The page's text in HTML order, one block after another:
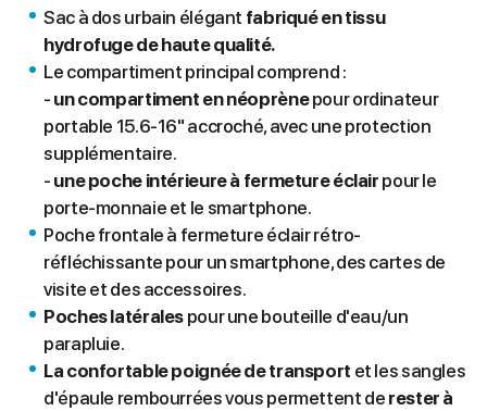
Sac à dos urbain élégant fabriqué en tissu
hydrofuge de haute qualité.
Le compartiment principal comprend :
- un compartiment en néoprènepour ordinateur
portable 15.6-16" accroché, avec une protection
supplémentaire.
- une poche intérieure à fermeture éclair pour le
porte-monnaie et le smartphone.
Poche frontale à fermeture éclair rétro-
réfléchissante pour un smartphone, des cartes de
visite et des accessoires.
Poches latérales pour une bouteille d'eau/un
parapluie.
La confortable poignée de transport et les sangles
d'épaule rembourrées vous permettent de rester à